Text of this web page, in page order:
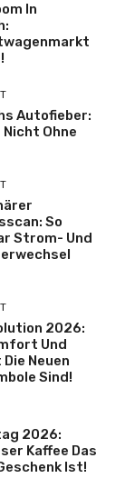
In
Autofieber:
Nicht Ohne
So
Strom- Und
2026:
Und
Neuen
Sind!
2026:
Kaffee Das
Ist!